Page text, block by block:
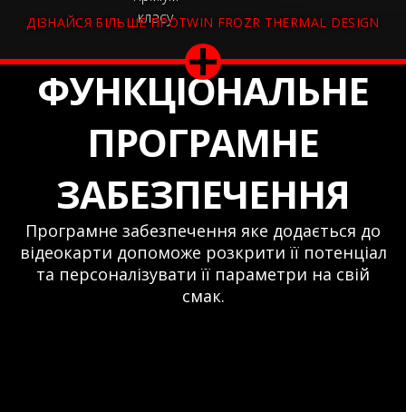
класу
ДІЗНАЙСЯ БІЛЬШЕ ПРОTWIN FROZR THERMAL DESIGN
ФУНКЦІОНАЛЬНЕ
ПРОГРАМНЕ
ЗАБЕЗПЕЧЕННЯ
Програмне забезпечення яке додається до
відеокарти допоможе розкрити її потенціал
та персоналізувати її параметри на свій
смак.